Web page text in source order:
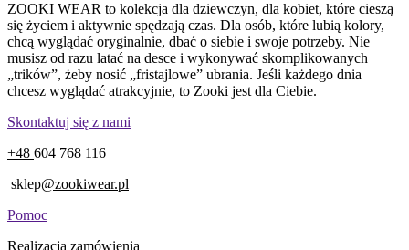
ZOOKI WEAR to kolekcja dla dziewczyn, dla kobiet, które cieszą
się życiem i aktywnie spędzają czas. Dla osób, które lubią kolory,
chcą wyglądać oryginalnie, dbać o siebie i swoje potrzeby. Nie
musisz od razu latać na desce i wykonywać skomplikowanych
„trików”, żeby nosić „fristajlowe” ubrania. Jeśli każdego dnia
chcesz wyglądać atrakcyjnie, to Zooki jest dla Ciebie.
Skontaktuj się z nami
+48 604 768 116
sklep@zookiwear.pl
Pomoc
Realizacja zamówienia